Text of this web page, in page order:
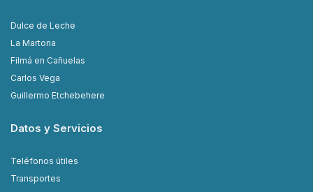
Dulce de Leche
La Martona
Filmá en Cañuelas
Carlos Vega
Guillermo Etchebehere
Datos y Servicios
Teléfonos útiles
Transportes